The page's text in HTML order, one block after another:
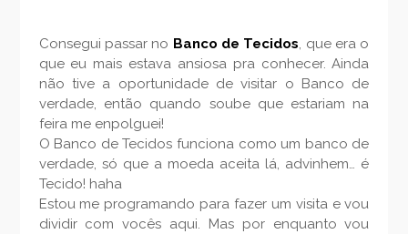
Consegui passar no Banco de Tecidos, que era o
que eu mais estava ansiosa pra conhecer. Ainda
não tive a oportunidade de visitar o Banco de
verdade, então quando soube que estariam na
feira me enpolguei!
O Banco de Tecidos funciona como um banco de
verdade, só que a moeda aceita lá, advinhem… é
Tecido! haha
Estou me programando para fazer um visita e vou
dividir com vocês aqui. Mas por enquanto vou